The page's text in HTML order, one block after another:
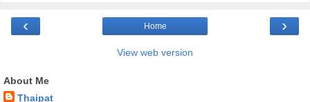
‹ ›
Home
View web version
About Me
Thaipat